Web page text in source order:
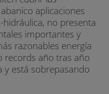
aplicaciones
no presenta
importantes y
razonables energía
records año tras año
y está sobrepasando